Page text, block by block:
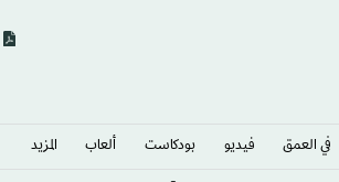
في العمق فيديو بودكاست ألعاب المزيد